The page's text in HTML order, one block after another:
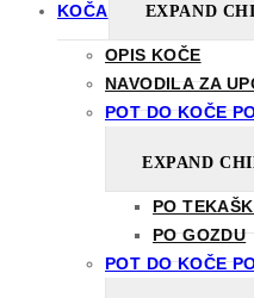
KOČA EXPAND
OPIS KOČE
NAVODILA ZA
POT DO KOČE
EXPAND
PO
PO GOZDU
POT DO KOČE